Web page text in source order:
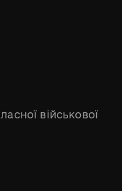
військової